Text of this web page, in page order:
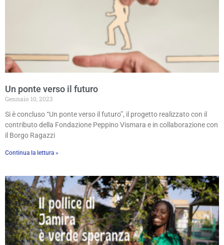
Un ponte verso il futuro
Gennaio 10, 2023
Si è concluso “Un ponte verso il futuro”, il progetto realizzato con il
contributo della Fondazione Peppino Vismara e in collaborazione con
il Borgo Ragazzi
Continua la lettura »